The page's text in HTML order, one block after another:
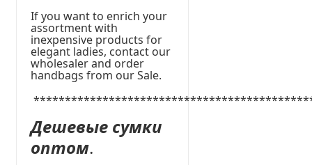
If you want to enrich your
assortment with
inexpensive products for
elegant ladies, contact our
wholesaler and order
handbags from our Sale.
Дешевые сумки
оптом.